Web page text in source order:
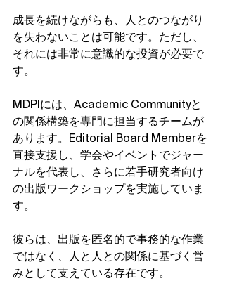
成長を続けながらも、人とのつながり
を失わないことは可能です。ただし、
それには非常に意識的な投資が必要で
す。
MDPIには、Academic Communityと
の関係構築を専門に担当するチームが
あります。Editorial Board Memberを
直接支援し、学会やイベントでジャー
ナルを代表し、さらに若手研究者向け
の出版ワークショップを実施していま
す。
彼らは、出版を匿名的で事務的な作業
ではなく、人と人との関係に基づく営
みとして支えている存在です。